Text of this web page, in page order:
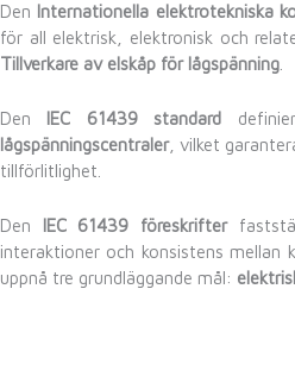
Den Internationella elektrotekniska
för all elektrisk, elektronisk och
Tillverkare av elskåp för lågspänning.
Den IEC 61439 standard
lågspänningscentraler, vilket
tillförlitlighet.
Den IEC 61439 föreskrifter
interaktioner och konsistens
uppnå tre grundläggande mål: